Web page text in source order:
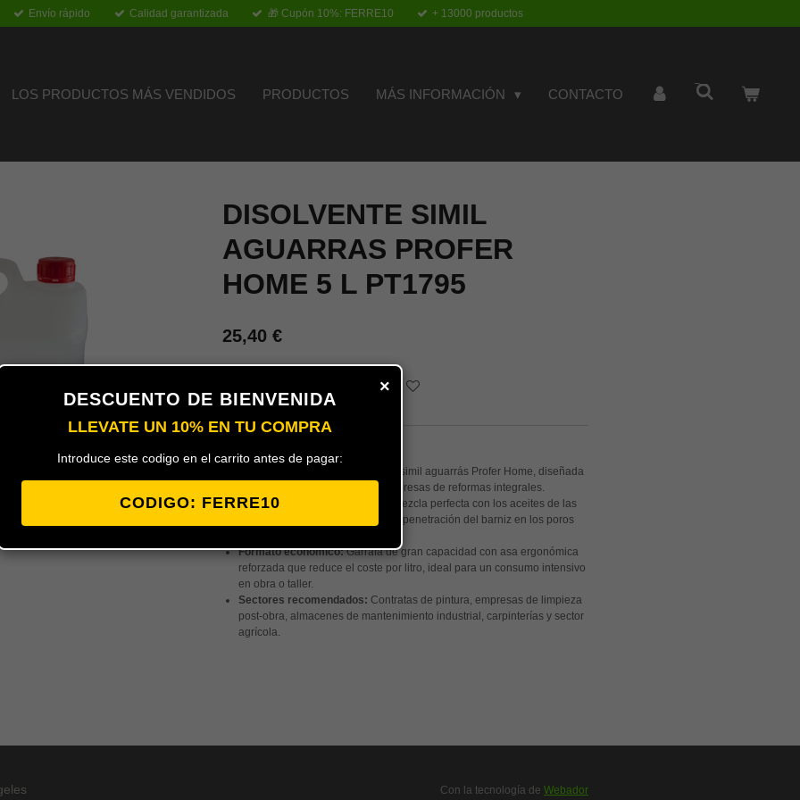
Envío rápido Calidad garantizada 🎁 Cupón 10%: FERRE10 + 13000 productos
LOS PRODUCTOS MÁS VENDIDOS PRODUCTOS MÁS INFORMACIÓN CONTACTO
DISOLVENTE SIMIL
AGUARRAS PROFER
HOME 5 L PT1795
25,40 €
Garrafa profesional de 5 litros de simil aguarrás Profer Home, diseñada
para pintores profesionales y empresas de reformas integrales.
Poder aglutinante:
Facilita una mezcla perfecta con los aceites de las
pinturas alquídicas, mejorando la penetración del barniz en los poros
Formato económico:Garrafa de gran capacidad con asa ergonómica
reforzada que reduce el coste por litro, ideal para un consumo intensivo
en obra o taller.
Sectores recomendados: Contratas de pintura, empresas de limpieza
post-obra, almacenes de mantenimiento industrial, carpinterías y sector
agrícola.
Con la tecnología de Webador
×
DESCUENTO DE BIENVENIDA
LLEVATE UN 10% EN TU COMPRA
Introduce este codigo en el carrito antes de pagar:
CODIGO: FERRE10